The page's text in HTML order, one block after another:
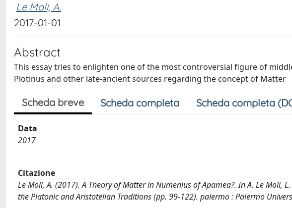
Le Moli, A.
2017-01-01
Abstract
This essay tries to enlighten one of the most controversial figure of
Plotinus and other late-ancient sources regarding the concept of Matter
Scheda breve Scheda completa Scheda completa
Data
2017
Citazione
Le Moli, A. (2017). A Theory of Matter in Numenius of Apamea?. In A. Le Moli,
the Platonic and Aristotelian Traditions (pp. 99-122). palermo : Palermo